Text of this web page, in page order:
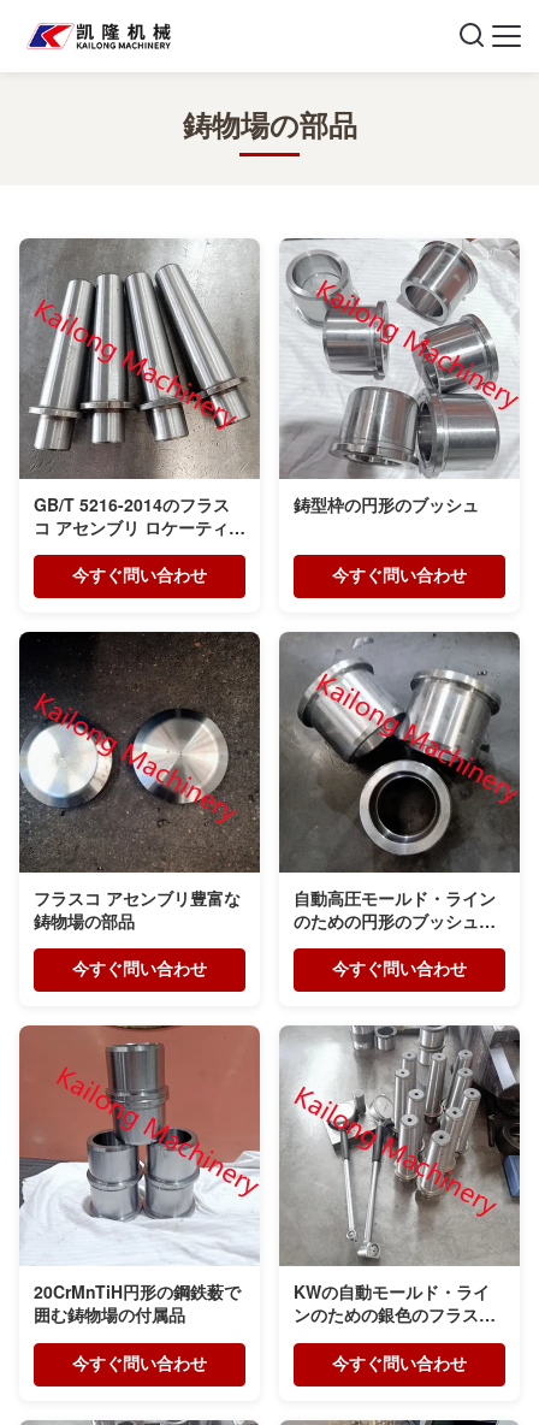
鋳物場の部品
GB/T 5216-2014のフラス
コ アセンブリ ロケーティン
グ ピン
今すぐ問い合わせ
鋳型枠の円形のブッシュ
今すぐ問い合わせ
フラスコ アセンブリ豊富な
鋳物場の部品
今すぐ問い合わせ
自動高圧モールド・ライン
のための円形のブッシュの
鋳物場の部品
今すぐ問い合わせ
20CrMnTiH円形の鋼鉄薮で
囲む鋳物場の付属品
今すぐ問い合わせ
KWの自動モールド・ライ
ンのための銀色のフラスコ
アセンブリPinの鋳物場の部
今すぐ問い合わせ